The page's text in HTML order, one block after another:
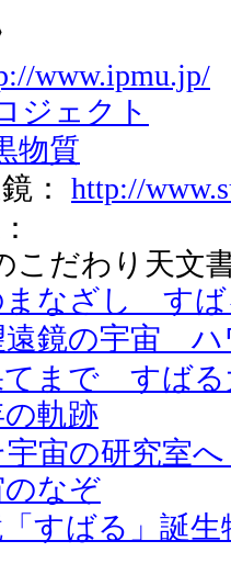
www.ipmu.jp/
ジェクト
物質
： http://
こだわり天文
まなざし すば
遠鏡の宇宙 ハ
てまで すばる
軌跡
宇宙の研究室
なぞ
「すばる」誕